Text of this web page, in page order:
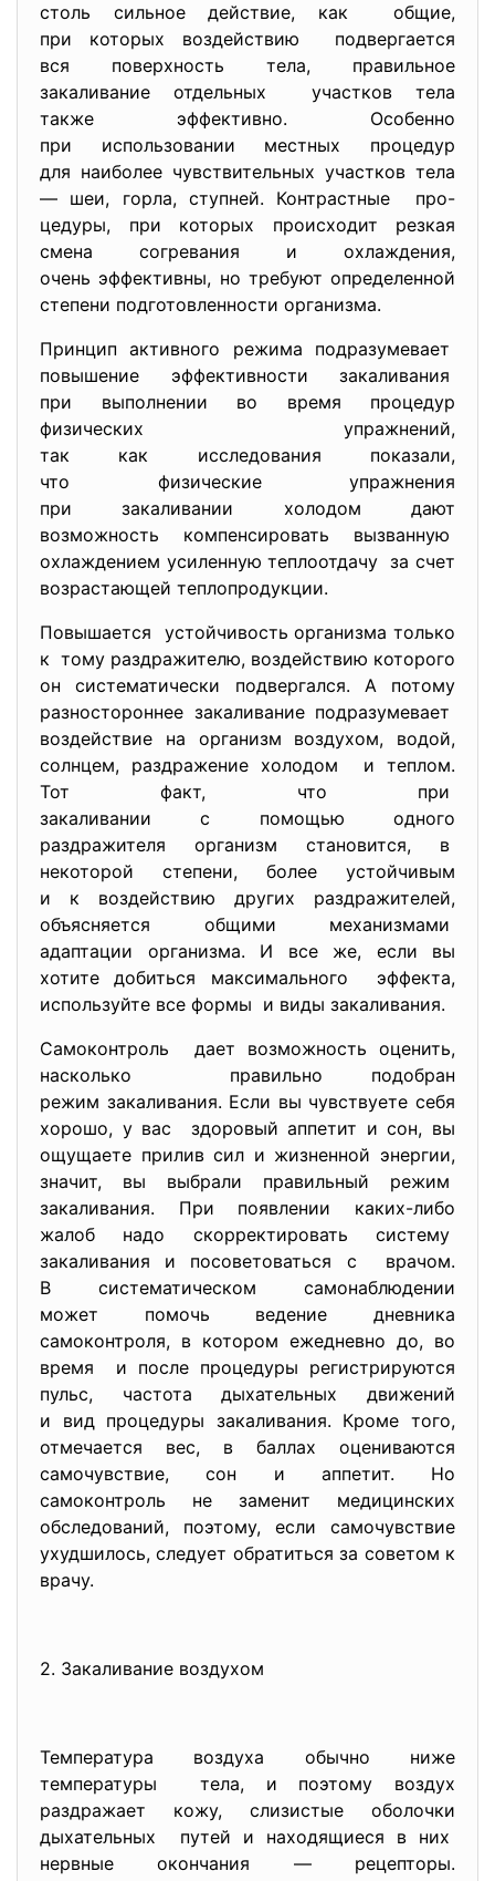
столь сильное действие, как общие,
при которых воздействию подвергается
вся поверхность тела, правильное
закаливание отдельных участков тела
также эффективно. Особенно
при использовании местных процедур
для наиболее чувствительных участков тела
— шеи, горла, ступней. Контрастные про-
цедуры, при которых происходит резкая
смена согревания и охлаждения,
очень эффективны, но требуют определенной
степени подготовленности организма.
Принцип активного режима подразумевает
повышение эффективности закаливания
при выполнении во время процедур
физических упражнений,
так как исследования показали,
что физические упражнения
при закаливании холодом дают
возможность компенсировать вызванную
охлаждением усиленнуютеплоотдачу за счет
возрастающей теплопродукции.
Повышается устойчивость организма только
к тому раздражителю, воздействию которого
он систематически подвергался. А потому
разностороннее закаливание подразумевает
воздействие на организм воздухом, водой,
солнцем, раздражение холодом и теплом.
Тот факт, что при
закаливании с помощью одного
раздражителя организм становится, в
некоторой степени, более устойчивым
и к воздействию других раздражителей,
объясняется общими механизмами
адаптации организма. И все же, если вы
хотите добиться максимального эффекта,
используйте все формы и виды закаливания.
Самоконтроль дает возможность оценить,
насколько правильно подобран
режим закаливания. Если вы чувствуете себя
хорошо, у вас здоровый аппетит и сон, вы
ощущаете прилив сил и жизненной энергии,
значит, вы выбрали правильный режим
закаливания. При появлении каких-либо
жалоб надо скорректировать систему
закаливания и посоветоваться с врачом.
В систематическом самонаблюдении
может помочь ведение дневника
самоконтроля, в котором ежедневно до, во
время и после процедуры регистрируются
пульс, частота дыхательных движений
и вид процедуры закаливания. Кроме того,
отмечается вес, в баллах оцениваются
самочувствие, сон и аппетит. Но
самоконтроль не заменит медицинских
обследований, поэтому, если самочувствие
ухудшилось, следует обратиться за советом к
врачу.
2. Закаливание воздухом
Температура воздуха обычно ниже
температуры тела, и поэтому воздух
раздражает кожу, слизистые оболочки
дыхательных путей и находящиеся в них
нервные окончания — рецепторы.